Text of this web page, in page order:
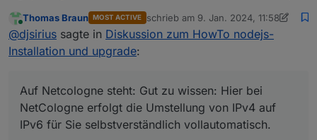
Quelle:
https://www.netcologne.de/privatkunden/hilfe/eig
enen-router-einrichten/vdsl/
Wenn man danach geht dann schon, oder?
Auf Netcologne steht: Gut zu wissen: Hier bei
NetCologne erfolgt die Umstellung von IPv4 auf IPv6
für Sie selbstverständlich vollautomatisch.
Online
Thomas Braun MOST ACTIVE schrieb am 9. Jan. 2024, 11:58
zuletzt editiert von Thomas Braun 1.
@djsirius sagte in Diskussion zum HowTo nodejs-
Installation und upgrade:
Auf Netcologne steht: Gut zu wissen: Hier bei
NetCologne erfolgt die Umstellung von IPv4 auf
IPv6 für Sie selbstverständlich vollautomatisch.